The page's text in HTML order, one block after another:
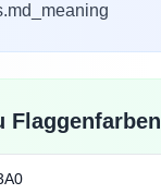
Flaggenfarben